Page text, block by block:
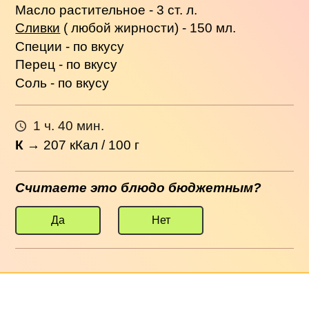
Масло растительное - 3 ст. л.
Сливки ( любой жирности) - 150 мл.
Специи - по вкусу
Перец - по вкусу
Соль - по вкусу
1 ч. 40 мин.
К → 207 кКал / 100 г
Считаете это блюдо бюджетным?
Да Нет